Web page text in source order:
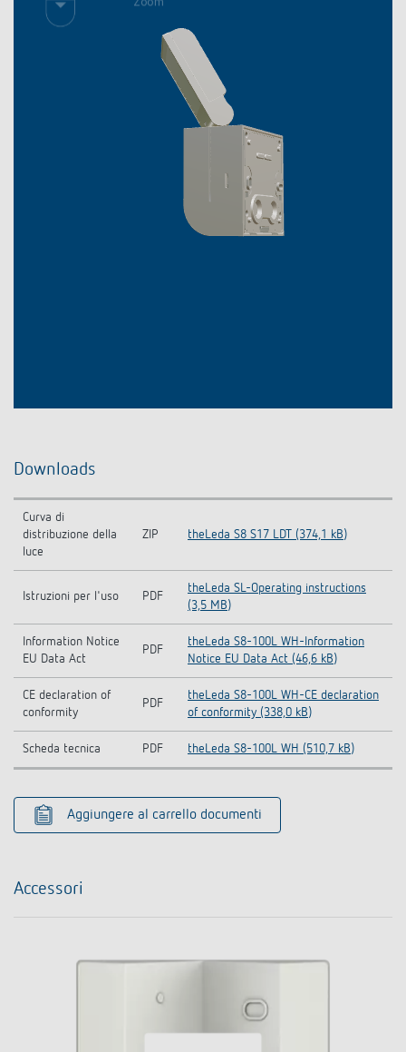
Downloads
Curva di
distribuzione della
luce
ZIP theLeda S8 S17 LDT (374,1 kB)
Istruzioni per l'uso PDF
theLeda SL-Operating instructions
(3,5 MB)
Information Notice
EU Data Act
PDF
theLeda S8-100L WH-Information
Notice EU Data Act (46,6 kB)
CE declaration of
conformity
PDF
theLeda S8-100L WH-CE declaration
of conformity (338,0 kB)
Scheda tecnica PDF theLeda S8-100L WH (510,7 kB)
Aggiungere al carrello documenti
Accessori